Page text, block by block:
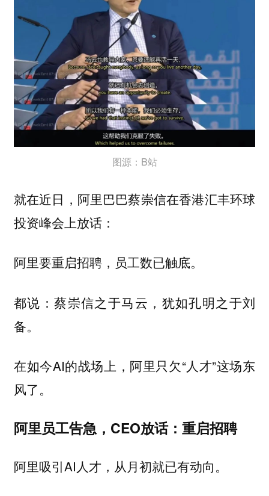
图源：B站
就在近日，阿里巴巴蔡崇信在香港汇丰环球
投资峰会上放话：
阿里要重启招聘，员工数已触底。
都说：蔡崇信之于马云，犹如孔明之于刘
备。
在如今AI的战场上，阿里只欠“人才”这场东
风了。
阿里员工告急，CEO放话：重启招聘
阿里吸引AI人才，从月初就已有动向。